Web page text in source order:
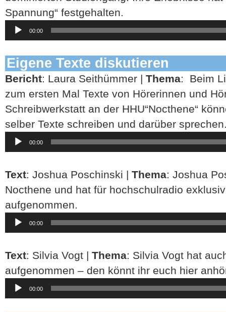
Spannung“ festgehalten.
Audio-
Player
00:00
Eigene Texte diskutieren
Bericht: Laura Seithümmer | Thema: Beim
zum ersten Mal Texte von Hörerinnen und
Schreibwerkstatt an der HHU“Nocthene“
selber Texte schreiben und darüber
Audio-
Player
00:00
Text: Joshua Poschinski | Thema: Joshua
Nocthene und hat für hochschulradio
aufgenommen.
Audio-
Player
00:00
Text: Silvia Vogt | Thema: Silvia Vogt hat
aufgenommen – den könnt ihr euch hier
Audio-
Player
00:00